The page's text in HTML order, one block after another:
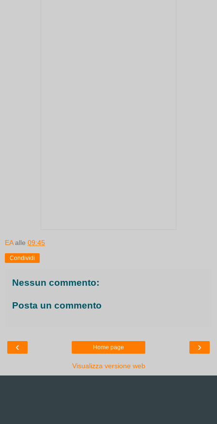
EA alle 09:45
Condividi
Nessun commento:
Posta un commento
‹ ›
Home page
Visualizza versione web